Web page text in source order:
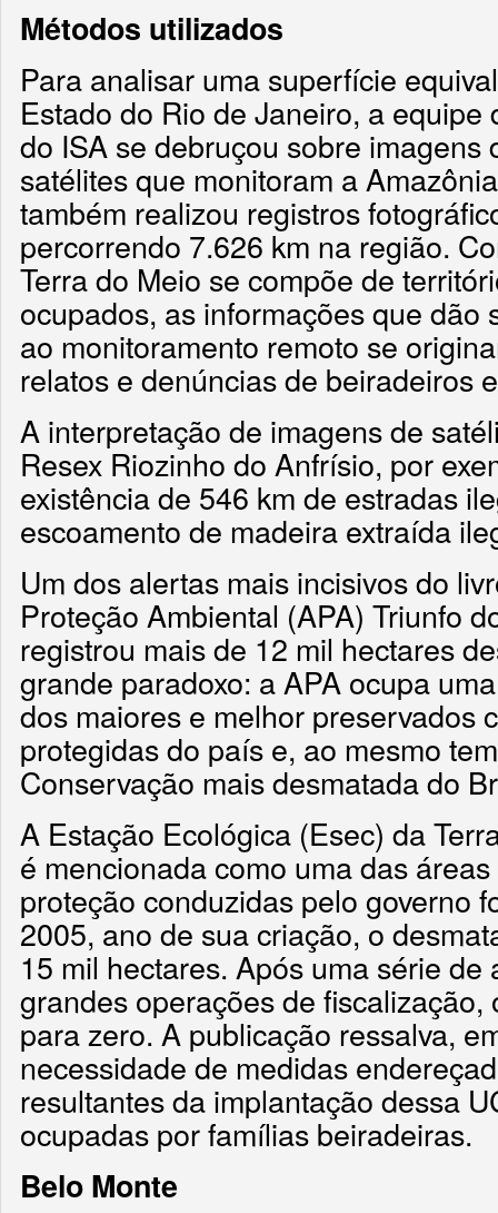
Métodos utilizados
Para analisar uma superfície
Estado do Rio de Janeiro, a
do ISA se debruçou sobre imagens
satélites que monitoram a
também realizou registros
percorrendo 7.626 km na região.
Terra do Meio se compõe de
ocupados, as informações que dão
ao monitoramento remoto se
relatos e denúncias de beiradeiros
A interpretação de imagens de
Resex Riozinho do Anfrísio, por
existência de 546 km de estradas
escoamento de madeira extraída
Um dos alertas mais incisivos do
Proteção Ambiental (APA) Triunfo
registrou mais de 12 mil hectares
grande paradoxo: a APA ocupa
dos maiores e melhor preservados
protegidas do país e, ao mesmo
Conservação mais desmatada do
A Estação Ecológica (Esec) da
é mencionada como uma das
proteção conduzidas pelo governo
2005, ano de sua criação, o
15 mil hectares. Após uma série
grandes operações de fiscalização,
para zero. A publicação ressalva,
necessidade de medidas
resultantes da implantação dessa
ocupadas por famílias beiradeiras.
Belo Monte